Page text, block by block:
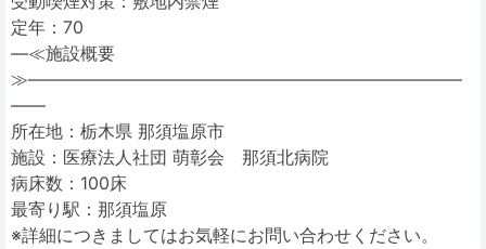
定年：70
―≪施設概要
≫―――――――――――――――――――――――――
――
所在地：栃木県 那須塩原市
施設：医療法人社団 萌彰会 那須北病院
病床数：100床
最寄り駅：那須塩原
※詳細につきましてはお気軽にお問い合わせください。